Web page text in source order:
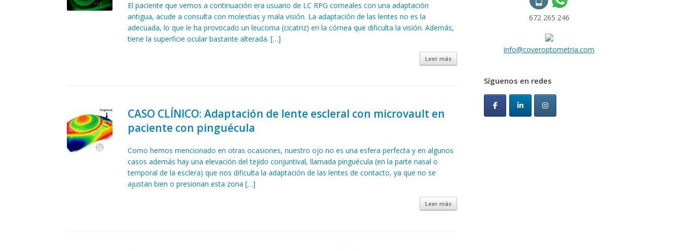
El paciente que vemos a continuación era usuario de LC RPG corneales con una adaptación
antigua, acude a consulta con molestias y mala visión. La adaptación de las lentes no es la
adecuada, lo que le ha provocado un leucoma (cicatriz) en la córnea que dificulta la visión. Además,
tiene la superficie ocular bastante alterada. […]
Leer más
CASO CLÍNICO: Adaptación de lente escleral con microvault en
paciente con pinguécula
Como hemos mencionado en otras ocasiones, nuestro ojo no es una esfera perfecta y en algunos
casos además hay una elevación del tejido conjuntival, llamada pinguécula (en la parte nasal o
temporal de la esclera) que nos dificulta la adaptación de las lentes de contacto, ya que no se
ajustan bien o presionan esta zona […]
Leer más
672 265 246
info@coveroptometria.com
Síguenos en redes